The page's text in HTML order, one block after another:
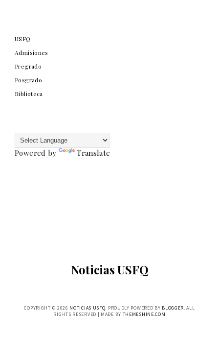
USFQ
Admisiones
Pregrado
Posgrado
Biblioteca
Powered by Translate
Noticias USFQ
COPYRIGHT © 2026 NOTICIAS USFQ. PROUDLY POWERED BY BLOGGER. ALL
RIGHTS RESERVED | MADE BY THEMESHINE.COM